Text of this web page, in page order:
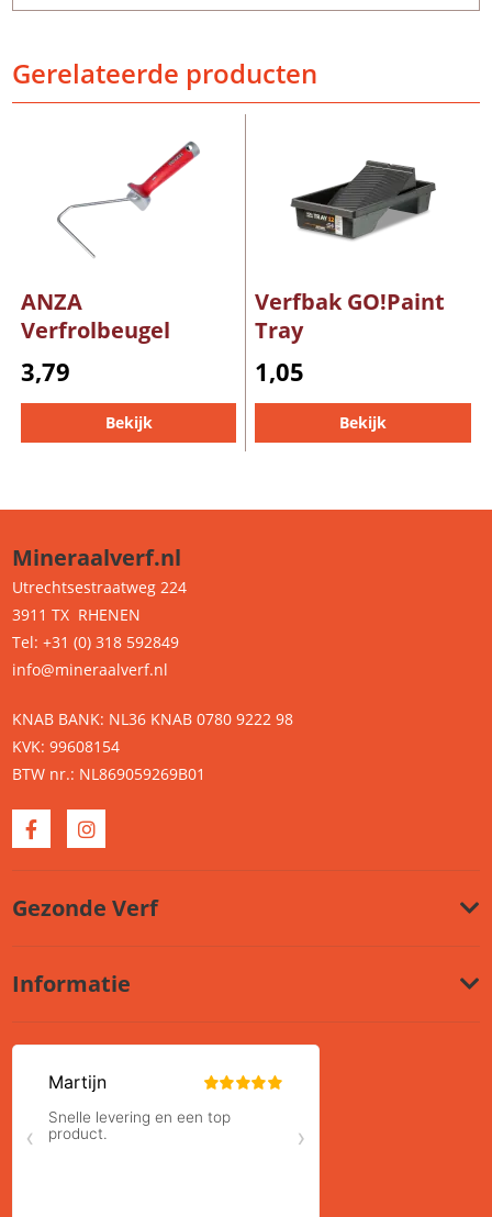
Gerelateerde producten
ANZA
Verfrolbeugel
3,79
Bekijk
Verfbak GO!Paint
Tray
1,05
Bekijk
Mineraalverf.nl
Utrechtsestraatweg 224
3911 TX RHENEN
Tel: +31 (0) 318 592849
info@mineraalverf.nl
KNAB BANK: NL36 KNAB 0780 9222 98
KVK: 99608154
BTW nr.: NL869059269B01
Gezonde Verf
Informatie